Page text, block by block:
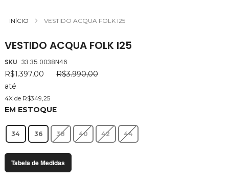
INÍCIO VESTIDO ACQUA FOLK I25
VESTIDO ACQUA FOLK I25
SKU 33.35.0038N46
R$1.397,00
R$3.990,00
até
4X de R$349,25
EM ESTOQUE
34 36 38 40 42 44
Tabela de Medidas
para
da
Galeria
de
imagens